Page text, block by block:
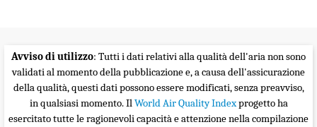
Avviso di utilizzo: Tutti i dati relativi alla qualità dell'aria non sono
validati al momento della pubblicazione e, a causa dell'assicurazione
della qualità, questi dati possono essere modificati, senza preavviso,
in qualsiasi momento. IlWorld Air Quality Indexprogetto ha
esercitato tutte le ragionevoli capacità e attenzione nella compilazione